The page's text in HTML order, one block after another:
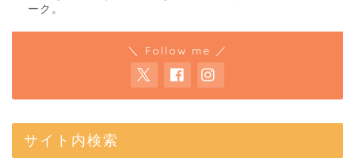
ーク。
＼ Follow me ／
サイト内検索